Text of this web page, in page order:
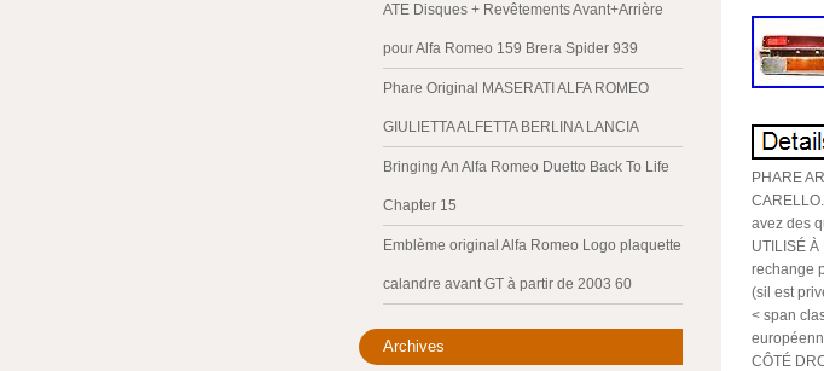
PHARE
avez des
UTILISÉ À
rechange
(sil est
< span
CÔTÉ
ATE Disques + Revêtements Avant+Arrière
pour Alfa Romeo 159 Brera Spider 939
Phare Original MASERATI ALFA ROMEO
GIULIETTA ALFETTA BERLINA LANCIA
Bringing An Alfa Romeo Duetto Back To Life
Chapter 15
Emblème original Alfa Romeo Logo plaquette
calandre avant GT à partir de 2003 60
Archives